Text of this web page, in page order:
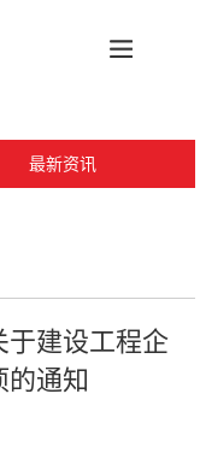
最新资讯
于建设工程企
的通知